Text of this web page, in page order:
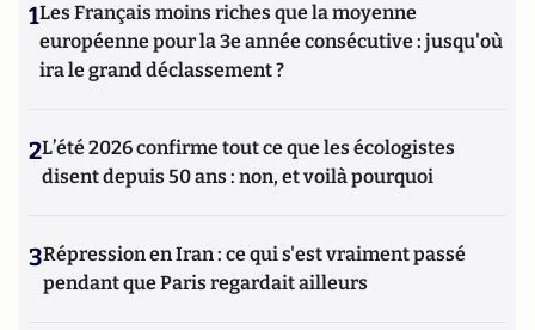
1Les Français moins riches que la moyenne
européenne pour la 3e année consécutive : jusqu'où
ira le grand déclassement ?
2L’été 2026 confirme tout ce que les écologistes
disent depuis 50 ans : non, et voilà pourquoi
3Répression en Iran : ce qui s'est vraiment passé
pendant que Paris regardait ailleurs